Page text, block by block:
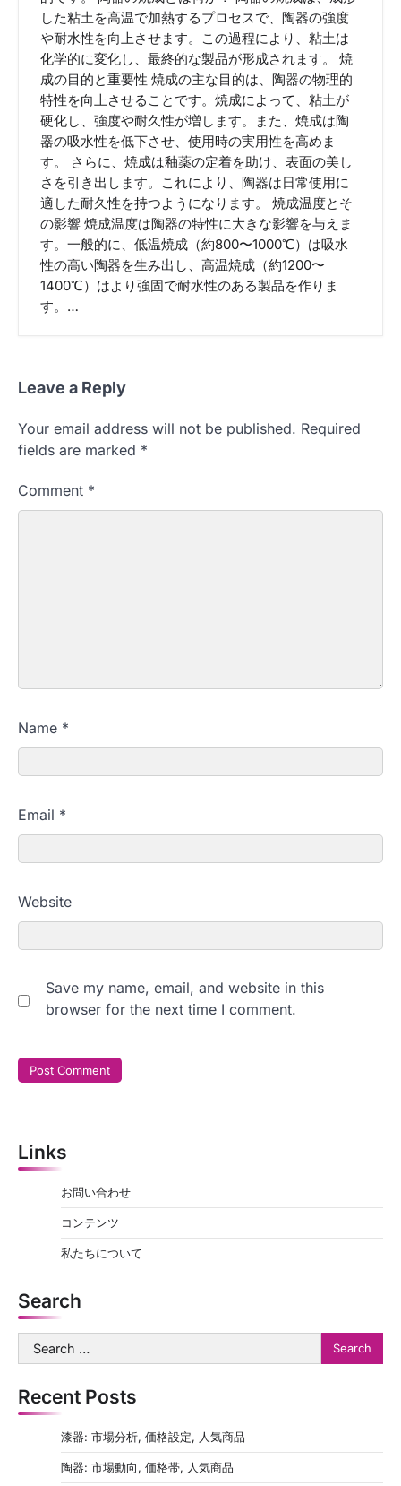
した粘土を高温で加熱するプロセスで、陶器の強度
や耐水性を向上させます。この過程により、粘土は
化学的に変化し、最終的な製品が形成されます。 焼
成の目的と重要性 焼成の主な目的は、陶器の物理的
特性を向上させることです。焼成によって、粘土が
硬化し、強度や耐久性が増します。また、焼成は陶
器の吸水性を低下させ、使用時の実用性を高めま
す。 さらに、焼成は釉薬の定着を助け、表面の美し
さを引き出します。これにより、陶器は日常使用に
適した耐久性を持つようになります。 焼成温度とそ
の影響 焼成温度は陶器の特性に大きな影響を与えま
す。一般的に、低温焼成（約800〜1000℃）は吸水
性の高い陶器を生み出し、高温焼成（約1200〜
1400℃）はより強固で耐水性のある製品を作りま
す。…
Leave a Reply
Your email address will not be published. Required
fields are marked *
Comment *
Name *
Email *
Website
Save my name, email, and website in this
browser for the next time I comment.
Links
お問い合わせ
コンテンツ
私たちについて
Search
Search
for:
Recent Posts
漆器: 市場分析, 価格設定, 人気商品
陶器: 市場動向, 価格帯, 人気商品